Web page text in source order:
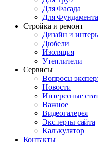
Для Фасада
Для Фундамента
Стройка и ремонт
Дизайн и
Дюбели
Изоляция
Утеплители
Сервисы
Вопросы
Новости
Интересные
Важное
Видеогалерея
Эксперты сайта
Калькулятор
Контакты